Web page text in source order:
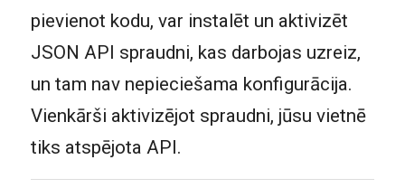
pievienot kodu, var instalēt un aktivizēt
JSON API spraudni, kas darbojas uzreiz,
un tam nav nepieciešama konfigurācija.
Vienkārši aktivizējot spraudni, jūsu vietnē
tiks atspējota API.